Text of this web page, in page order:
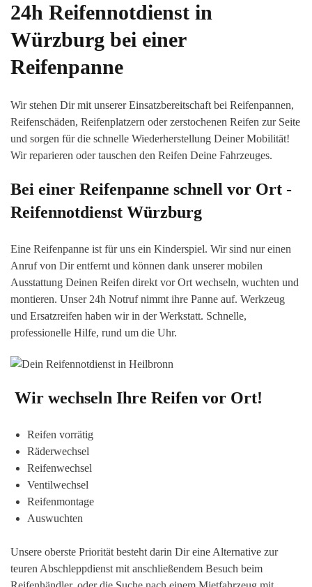
24h Reifennotdienst in
Würzburg bei einer
Reifenpanne
Wir stehen Dir mit unserer Einsatzbereitschaft bei Reifenpannen,
Reifenschäden, Reifenplatzern oder zerstochenen Reifen zur Seite
und sorgen für die schnelle Wiederherstellung Deiner Mobilität!
Wir reparieren oder tauschen den Reifen Deine Fahrzeuges.
Bei einer Reifenpanne schnell vor Ort -
Reifennotdienst Würzburg
Eine Reifenpanne ist für uns ein Kinderspiel. Wir sind nur einen
Anruf von Dir entfernt und können dank unserer mobilen
Ausstattung Deinen Reifen direkt vor Ort wechseln, wuchten und
montieren. Unser 24h Notruf nimmt ihre Panne auf. Werkzeug
und Ersatzreifen haben wir in der Werkstatt. Schnelle,
professionelle Hilfe, rund um die Uhr.
Wir wechseln Ihre Reifen vor Ort!
Reifen vorrätig
Räderwechsel
Reifenwechsel
Ventilwechsel
Reifenmontage
Auswuchten
Unsere oberste Priorität besteht darin Dir eine Alternative zur
teuren Abschleppdienst mit anschließendem Besuch beim